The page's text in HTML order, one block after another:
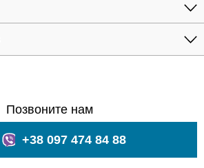
Позвоните нам
+38 097 474 84 88